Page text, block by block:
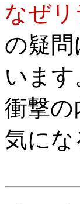
なぜ
の疑問
います
衝撃の
気にな